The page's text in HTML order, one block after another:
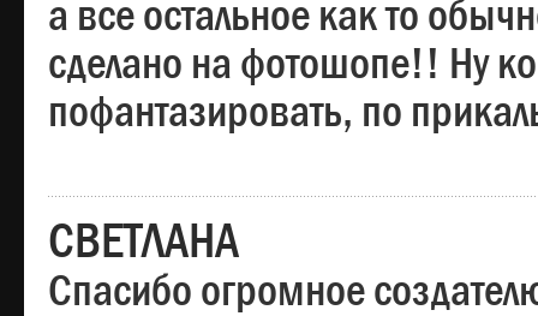
а все остальное как то
сделано на фотошопе!! Ну
пофантазировать, по
СВЕТЛАНА
Спасибо огромное